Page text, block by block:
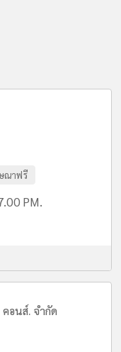
ณาฟรี
PM.
อนส์. จำกัด